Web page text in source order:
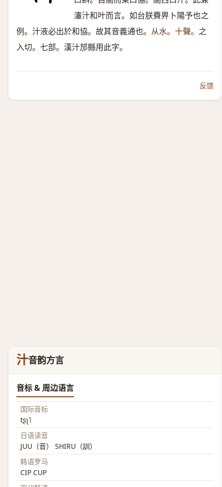
瀋汁和叶而言。如台朕賚畀卜陽予也之
例。汁液必出於和協。故其音義通也。 从水。十聲。 之
入切。七部。漢汁邡縣用此字。
反馈
汁音韵方言
音标 & 周边语言
国际音标
tʂʅ˥
日语读音
JUU（音） SHIRU（訓）
韩语罗马
CIP CUP